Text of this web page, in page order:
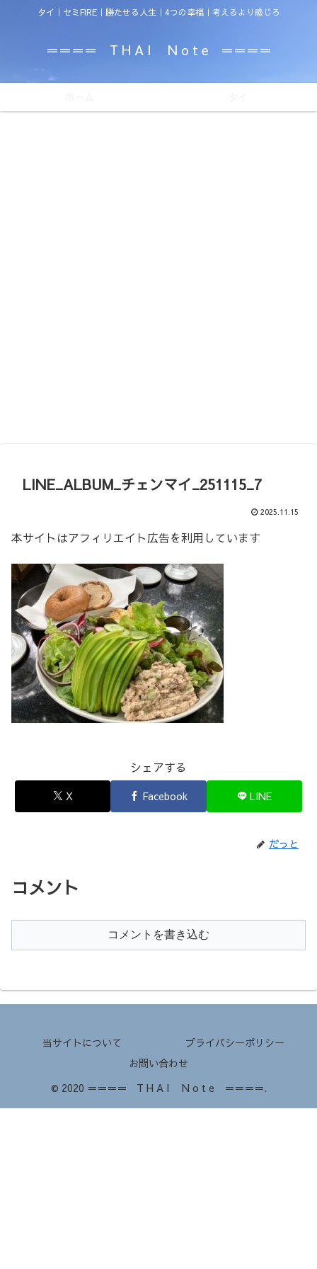
タイ｜セミFIRE｜勝たせる人生｜4つの幸福｜考えるより感じろ
＝＝＝＝ T H A I N o t e ＝＝＝＝
LINE_ALBUM_チェンマイ_251115_7
2025.11.15
本サイトはアフィリエイト広告を利用しています
シェアする
X Facebook LINE
だっと
コメント
コメントを書き込む
当サイトについて
プライバシーポリシー
お問い合わせ
© 2020 ＝＝＝＝ T H A I N o t e ＝＝＝＝.